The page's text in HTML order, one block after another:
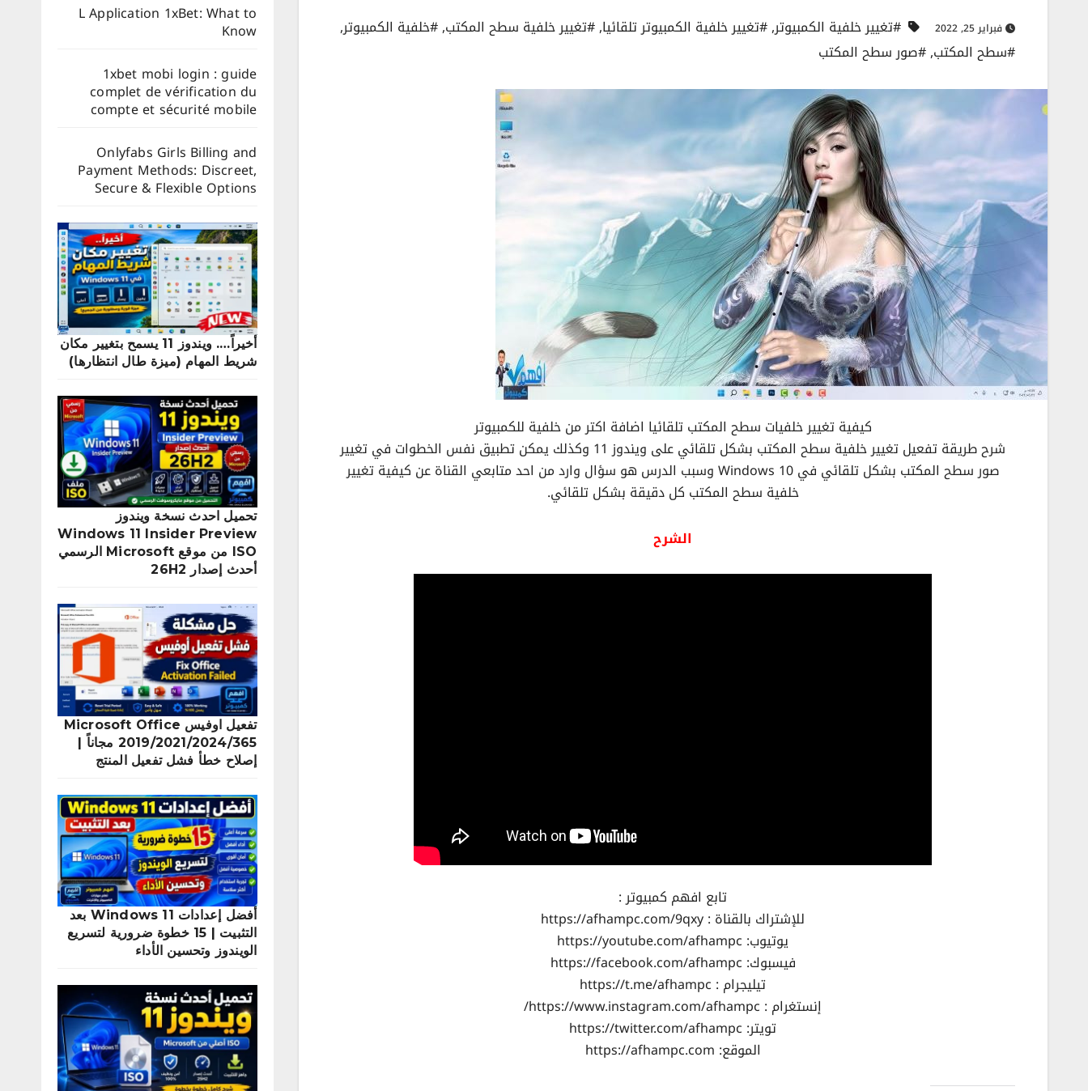
فبراير 25, 2022 #تغيير خلفية الكمبيوتر,#تغيير خلفية الكمبيوتر تلقائيا,#تغيير خلفية سطح المكتب,#خلفية الكمبيوتر,
#سطح المكتب,#صور سطح المكتب
كيفية تغيير خلفيات سطح المكتب تلقائيا اضافة اكتر من خلفية للكمبيوتر
شرح طريقة تفعيل تغيير خلفية سطح المكتب بشكل تلقائي على ويندوز 11 وكذلك يمكن تطبيق نفس الخطوات في تغيير
صور سطح المكتب بشكل تلقائي في Windows 10 وسبب الدرس هو سؤال وارد من احد متابعي القناة عن كيفية تغيير
خلفية سطح المكتب كل دقيقة بشكل تلقائي.
الشرح
تابع افهم كمبيوتر :
للإشتراك بالقناة : https://afhampc.com/9qxy
يوتيوب: https://youtube.com/afhampc
فيسبوك: https://facebook.com/afhampc
تيليجرام : https://t.me/afhampc
إنستغرام : https://www.instagram.com/afhampc/
تويتر: https://twitter.com/afhampc
الموقع: https://afhampc.com
L Application 1xBet: What to
Know
1xbet mobi login : guide
complet de vérification du
compte et sécurité mobile
Onlyfabs Girls Billing and
Payment Methods: Discreet,
Secure & Flexible Options
أخيراً…. ويندوز 11 يسمح بتغيير مكان
شريط المهام (ميزة طال انتظارها)
تحميل احدث نسخة ويندوز
Windows 11 Insider Preview
ISO من موقع Microsoft الرسمي
أحدث إصدار 26H2
تفعيل اوفيس Microsoft Office
2019/2021/2024/365 مجاناً |
إصلاح خطأ فشل تفعيل المنتج
أفضل إعدادات Windows 11 بعد
التثبيت | 15 خطوة ضرورية لتسريع
الويندوز وتحسين الأداء